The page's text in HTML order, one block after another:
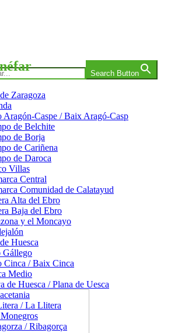
Search Button
Zaragoza
Aragón-Caspe / Baix Aragó-Casp
de Belchite
de Borja
de Cariñena
de Daroca
Villas
Central
Comunidad de Calatayud
Alta del Ebro
Baja del Ebro
y el Moncayo
Huesca
Gállego
Cinca / Baix Cinca
Medio
de Huesca / Plana de Uesca
/ La Llitera
/ Ribagorça